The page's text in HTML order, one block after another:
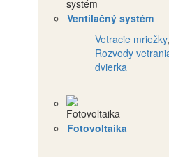
Ventilačný systém
Vetracie mriežky,
Rozvody
dvierka
Fotovoltaika